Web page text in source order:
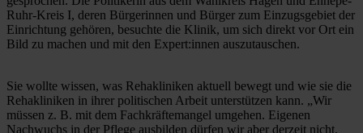
Ruhr-Kreis I, deren Bürgerinnen und Bürger zum Einzugsgebiet der
Einrichtung gehören, besuchte die Klinik, um sich direkt vor Ort ein
Bild zu machen und mit den Expert:innen auszutauschen.
Sie wollte wissen, was Rehakliniken aktuell bewegt und wie sie die
Rehakliniken in ihrer politischen Arbeit unterstützen kann. „Wir
müssen z. B. mit dem Fachkräftemangel umgehen. Eigenen
Nachwuchs in der Pflege ausbilden dürfen wir aber derzeit nicht.